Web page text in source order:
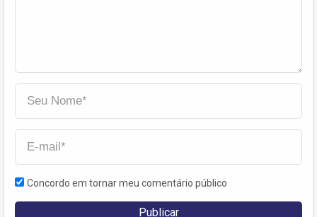
Concordo em tornar meu comentário público